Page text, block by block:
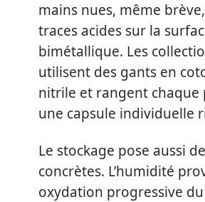
mains nues, même
traces acides sur la
bimétallique. Les
utilisent des gants en
nitrile et rangent chaque
une capsule individuelle
Le stockage pose aussi
concrètes. L’humidité
oxydation progressive du